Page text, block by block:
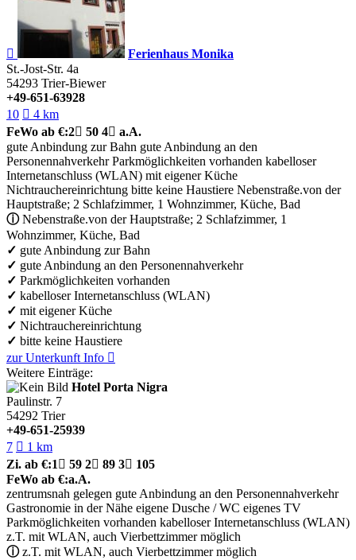

Ferienhaus Monika
St.-Jost-Str. 4a
54293 Trier-Biewer
+49-651-63928
10  4 km
FeWo ab €:2 50 4 a.A.
gute Anbindung zur Bahn gute Anbindung an den
Personennahverkehr Parkmöglichkeiten vorhanden kabelloser
Internetanschluss (WLAN) mit eigener Küche
Nichtrauchereinrichtung bitte keine Haustiere Nebenstraße.von der
Hauptstraße; 2 Schlafzimmer, 1 Wohnzimmer, Küche, Bad
ⓘNebenstraße.von der Hauptstraße; 2 Schlafzimmer, 1
Wohnzimmer, Küche, Bad
✓ gute Anbindung zur Bahn
✓ gute Anbindung an den Personennahverkehr
✓ Parkmöglichkeiten vorhanden
✓ kabelloser Internetanschluss (WLAN)
✓ mit eigener Küche
✓ Nichtrauchereinrichtung
✓ bitte keine Haustiere
zur Unterkunft Info 
Weitere Einträge:
Hotel Porta Nigra
Paulinstr. 7
54292 Trier
+49-651-25939
7  1 km
Zi. ab €:1  59 2 89 3 105
FeWo ab €:a.A.
zentrumsnah gelegen gute Anbindung an den Personennahverkehr
Gastronomie in der Nähe eigene Dusche / WC eigenes TV
Parkmöglichkeiten vorhanden kabelloser Internetanschluss (WLAN)
z.T. mit WLAN, auch Vierbettzimmer möglich
ⓘz.T. mit WLAN, auch Vierbettzimmer möglich